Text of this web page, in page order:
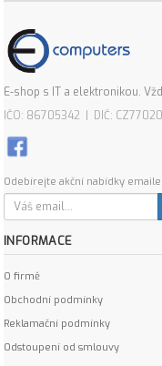
E-shop s IT a elektronikou.
IČO: 86705342 | DIČ:
Odebírejte akční nabídky
INFORMACE
O firmě
Obchodní podmínky
Reklamační podmínky
Odstoupení od smlouvy